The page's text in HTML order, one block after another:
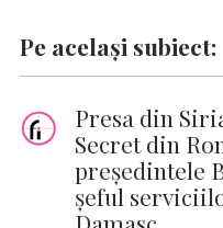
Pe același subiect:
Presa din
Secret din
preşedintele
şeful